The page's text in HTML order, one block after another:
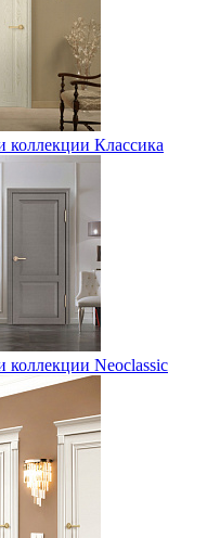
коллекции Классика
коллекции Neoclassic